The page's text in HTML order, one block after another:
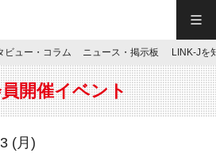
JP／EN
ビュー・コラム ニュース・掲示板 LINK-Jを
開催イベント
(月)